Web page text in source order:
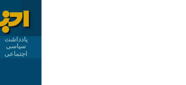
یادداشت
سیاسی
اجتماعی